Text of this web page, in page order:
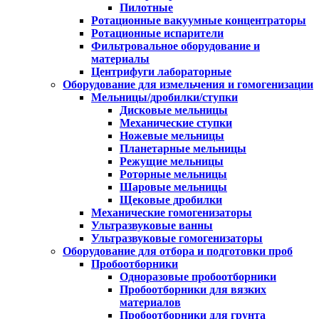
Пилотные
Ротационные вакуумные концентраторы
Ротационные испарители
Фильтровальное оборудование и
материалы
Центрифуги лабораторные
Оборудование для измельчения и гомогенизации
Мельницы/дробилки/ступки
Дисковые мельницы
Механические ступки
Ножевые мельницы
Планетарные мельницы
Режущие мельницы
Роторные мельницы
Шаровые мельницы
Щековые дробилки
Механические гомогенизаторы
Ультразвуковые ванны
Ультразвуковые гомогенизаторы
Оборудование для отбора и подготовки проб
Пробоотборники
Одноразовые пробоотборники
Пробоотборники для вязких
материалов
Пробоотборники для грунта